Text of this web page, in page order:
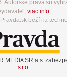
Autorské práva sú
viac info.
beží na
MEDIA SR a.s.
s.r.o..